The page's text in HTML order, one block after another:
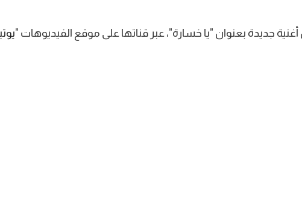
جديدة بعنوان "يا خسارة"، عبر قناتها على موقع الفيديوهات "